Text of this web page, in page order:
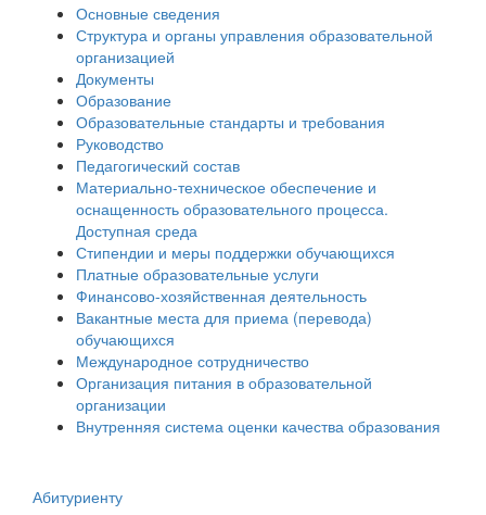
Основные сведения
Структура и органы управления образовательной
организацией
Документы
Образование
Образовательные стандарты и требования
Руководство
Педагогический состав
Материально-техническое обеспечение и
оснащенность образовательного процесса.
Доступная среда
Стипендии и меры поддержки обучающихся
Платные образовательные услуги
Финансово-хозяйственная деятельность
Вакантные места для приема (перевода)
обучающихся
Международное сотрудничество
Организация питания в образовательной
организации
Внутренняя система оценки качества образования
Абитуриенту